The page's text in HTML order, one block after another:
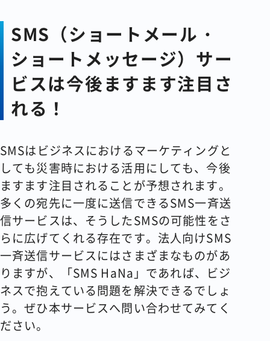
SMS（ショートメール・
ショートメッセージ）サー
ビスは今後ますます注目さ
れる！
SMSはビジネスにおけるマーケティングと
しても災害時における活用にしても、今後
ますます注目されることが予想されます。
多くの宛先に一度に送信できるSMS一斉送
信サービスは、そうしたSMSの可能性をさ
らに広げてくれる存在です。法人向けSMS
一斉送信サービスにはさまざまなものがあ
りますが、「SMS HaNa」であれば、ビジ
ネスで抱えている問題を解決できるでしょ
う。ぜひ本サービスへ問い合わせてみてく
ださい。